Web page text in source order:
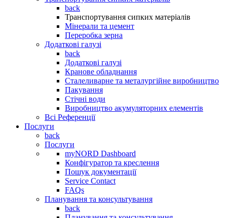
back
Транспортування сипких матеріалів
Мінерали та цемент
Переробка зерна
Додаткові галузі
back
Додаткові галузі
Кранове обладнання
Сталеливарне та металургійне виробництво
Пакування
Стічні води
Виробництво акумуляторних елементів
Всі Референції
Послуги
back
Послуги
myNORD Dashboard
Конфігуратор та креслення
Пошук документації
Service Contact
FAQs
Планування та консультування
back